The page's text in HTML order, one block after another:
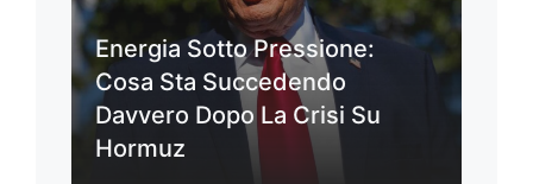
Energia Sotto Pressione:
Cosa Sta Succedendo
Davvero Dopo La Crisi Su
Hormuz